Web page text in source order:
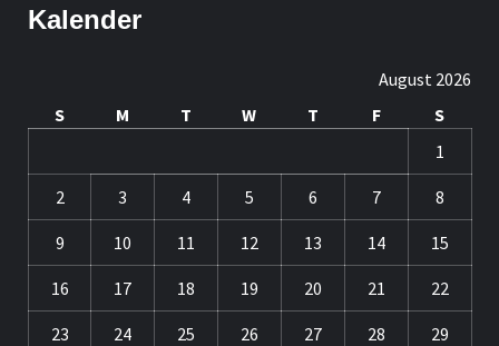
Kalender
August 2026
S
M T W T F
S
1
2 3 4 5 6 7 8
9 10 11 12 13 14 15
16 17 18 19 20 21 22
23 24 25 26 27 28 29